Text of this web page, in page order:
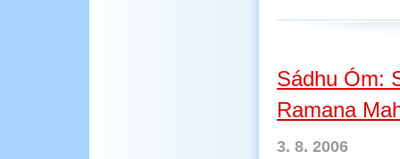
Sádhu Óm:
Ramana
3. 8. 2006